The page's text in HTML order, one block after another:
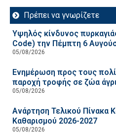
Πρέπει να γνωρίζετε
Υψηλός κίνδυνος
Code) την Πέμπτη 6
05/08/2026
Ενημέρωση προς τους
παροχή τροφής σε ζώα
05/08/2026
Ανάρτηση Τελικού Πίνακα
Καθαρισμού 2026-2027
05/08/2026